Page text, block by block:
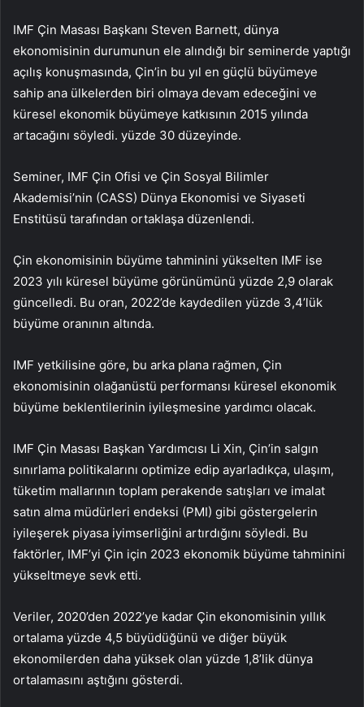
IMF Çin Masası Başkanı Steven Barnett, dünya
ekonomisinin durumunun ele alındığı bir seminerde yaptığı
açılış konuşmasında, Çin’in bu yıl en güçlü büyümeye
sahip ana ülkelerden biri olmaya devam edeceğini ve
küresel ekonomik büyümeye katkısının 2015 yılında
artacağını söyledi. yüzde 30 düzeyinde.
Seminer, IMF Çin Ofisi ve Çin Sosyal Bilimler
Akademisi’nin (CASS) Dünya Ekonomisi ve Siyaseti
Enstitüsü tarafından ortaklaşa düzenlendi.
Çin ekonomisinin büyüme tahminini yükselten IMF ise
2023 yılı küresel büyüme görünümünü yüzde 2,9 olarak
güncelledi. Bu oran, 2022’de kaydedilen yüzde 3,4’lük
büyüme oranının altında.
IMF yetkilisine göre, bu arka plana rağmen, Çin
ekonomisinin olağanüstü performansı küresel ekonomik
büyüme beklentilerinin iyileşmesine yardımcı olacak.
IMF Çin Masası Başkan Yardımcısı Li Xin, Çin’in salgın
sınırlama politikalarını optimize edip ayarladıkça, ulaşım,
tüketim mallarının toplam perakende satışları ve imalat
satın alma müdürleri endeksi (PMI) gibi göstergelerin
iyileşerek piyasa iyimserliğini artırdığını söyledi. Bu
faktörler, IMF’yi Çin için 2023 ekonomik büyüme tahminini
yükseltmeye sevk etti.
Veriler, 2020’den 2022’ye kadar Çin ekonomisinin yıllık
ortalama yüzde 4,5 büyüdüğünü ve diğer büyük
ekonomilerden daha yüksek olan yüzde 1,8’lik dünya
ortalamasını aştığını gösterdi.